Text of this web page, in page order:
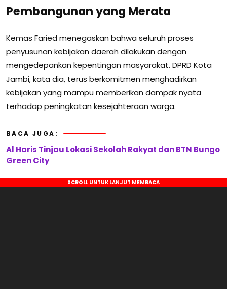
Pembangunan yang Merata
Kemas Faried menegaskan bahwa seluruh proses
penyusunan kebijakan daerah dilakukan dengan
mengedepankan kepentingan masyarakat. DPRD Kota
Jambi, kata dia, terus berkomitmen menghadirkan
kebijakan yang mampu memberikan dampak nyata
terhadap peningkatan kesejahteraan warga.
BACA JUGA:
Al Haris Tinjau Lokasi Sekolah Rakyat dan BTN Bungo
Green City